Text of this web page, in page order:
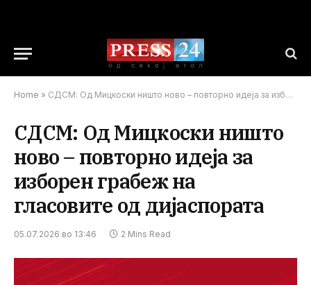
Home » СДСМ: Од Мицкоски ништо ново – повторно идеја за изборен грабеж на гласовите од дијаспората
СДСМ: Од Мицкоски ништо
ново – повторно идеја за
изборен грабеж на
гласовите од дијаспората
05.07.2026 во 13:46 2 Mins Read